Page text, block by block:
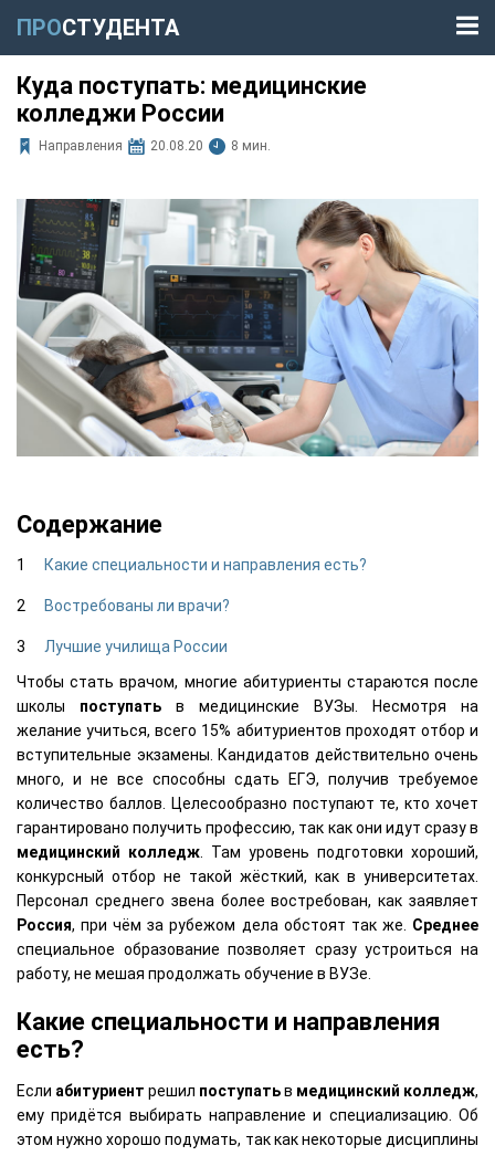
ПРОСТУДЕНТА
Куда поступать: медицинские
колледжи России
Направления 20.08.20 8 мин.
Содержание
Какие специальности и направления есть?
Востребованы ли врачи?
Лучшие училища России
Чтобы стать врачом, многие абитуриенты стараются после
школы поступать в медицинские ВУЗы. Несмотря на
желание учиться, всего 15% абитуриентов проходят отбор и
вступительные экзамены. Кандидатов действительно очень
много, и не все способны сдать ЕГЭ, получив требуемое
количество баллов. Целесообразно поступают те, кто хочет
гарантировано получить профессию, так как они идут сразу в
медицинский колледж. Там уровень подготовки хороший,
конкурсный отбор не такой жёсткий, как в университетах.
Персонал среднего звена более востребован, как заявляет
Россия, при чём за рубежом дела обстоят так же. Среднее
специальное образование позволяет сразу устроиться на
работу, не мешая продолжать обучение в ВУЗе.
Какие специальности и направления
есть?
Если абитуриент решил поступатьв медицинский колледж,
ему придётся выбирать направление и специализацию. Об
этом нужно хорошо подумать, так как некоторые дисциплины